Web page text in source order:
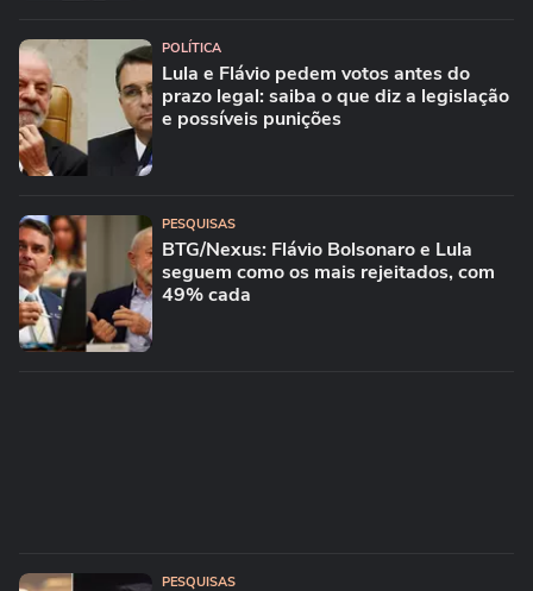
POLÍTICA
Lula e Flávio pedem votos antes do
prazo legal: saiba o que diz a legislação
e possíveis punições
PESQUISAS
BTG/Nexus: Flávio Bolsonaro e Lula
seguem como os mais rejeitados, com
49% cada
PESQUISAS